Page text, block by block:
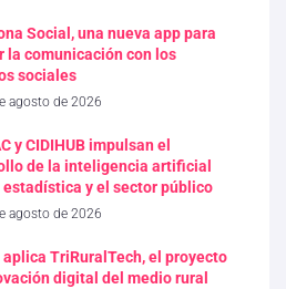
Social, una nueva app para
la comunicación con los
sociales
agosto de 2026
y CIDIHUB impulsan el
de la inteligencia artificial
estadística y el sector público
agosto de 2026
aplica TriRuralTech, el proyecto
digital del medio rural